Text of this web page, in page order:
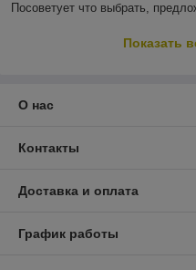
Посоветует что выбрать,
Показать
О нас
Контакты
Доставка и оплата
График работы